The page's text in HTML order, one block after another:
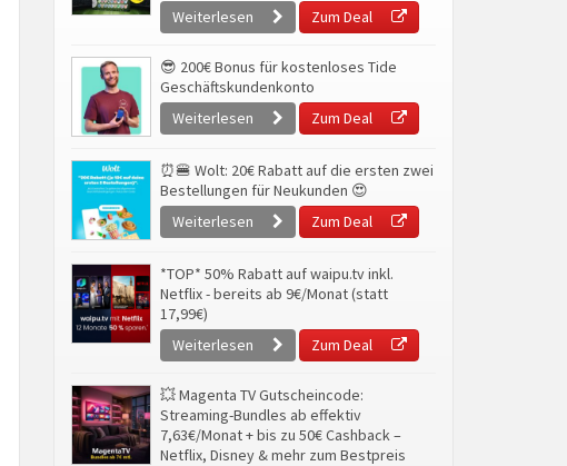
Weiterlesen
Zum Deal
😎 200€ Bonus für kostenloses Tide
Geschäftskundenkonto
Weiterlesen
Zum Deal
⏰🍔 Wolt: 20€ Rabatt auf die ersten zwei
Bestellungen für Neukunden 😍
Weiterlesen
Zum Deal
*TOP* 50% Rabatt auf waipu.tv inkl.
Netflix - bereits ab 9€/Monat (statt
17,99€)
Weiterlesen
Zum Deal
💥 Magenta TV Gutscheincode:
Streaming-Bundles ab effektiv
7,63€/Monat + bis zu 50€ Cashback –
Netflix, Disney & mehr zum Bestpreis